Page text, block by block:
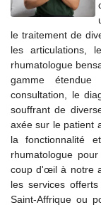
le traitement de
les articulations,
rhumatologue
gamme
consultation, le
souffrant de
axée sur le patient
la fonctionnalité
rhumatologue
coup d'œil à notre
les services
Saint-Affrique ou